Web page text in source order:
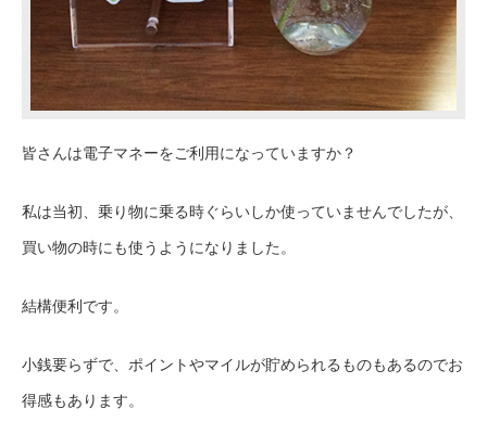
皆さんは電子マネーをご利用になっていますか？
私は当初、乗り物に乗る時ぐらいしか使っていませんでしたが、
買い物の時にも使うようになりました。
結構便利です。
小銭要らずで、ポイントやマイルが貯められるものもあるのでお
得感もあります。